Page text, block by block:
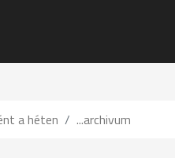
a héten ...archivum